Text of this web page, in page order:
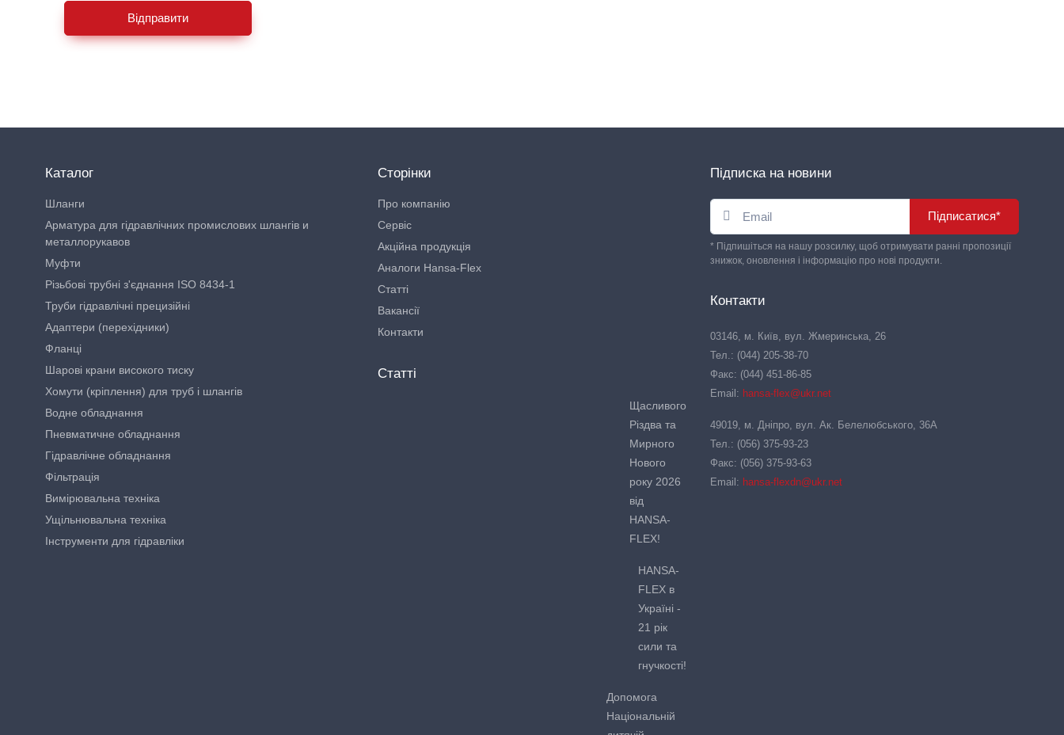
Відправити
Каталог
Шланги
Арматура для гідравлічних промислових шлангів и
металлорукавов
Муфти
Різьбові трубні з'єднання ISO 8434-1
Труби гідравлічні прецизійні
Адаптери (перехідники)
Фланці
Шарові крани високого тиску
Хомути (кріплення) для труб і шлангів
Водне обладнання
Пневматичне обладнання
Гідравлічне обладнання
Фільтрація
Вимірювальна техніка
Ущільнювальна техніка
Інструменти для гідравліки
Сторінки
Про компанію
Сервіс
Акційна продукція
Аналоги Hansa-Flex
Статті
Вакансії
Контакти
Статті
Щасливого
Різдва та
Мирного
Нового
року 2026
від
HANSA-
FLEX!
HANSA-
FLEX в
Україні -
21 рік
сили та
гнучкості!
Допомога
Національній
Підписка на новини
Підписатися*
* Підпишіться на нашу розсилку, щоб отримувати ранні пропозиції
знижок, оновлення і інформацію про нові продукти.
Контакти
03146, м. Київ, вул. Жмеринська, 26
Тел.: (044) 205-38-70
Факс: (044) 451-86-85
Email: hansa-flex@ukr.net
49019, м. Дніпро, вул. Ак. Белелюбського, 36А
Тел.: (056) 375-93-23
Факс: (056) 375-93-63
Email: hansa-flexdn@ukr.net